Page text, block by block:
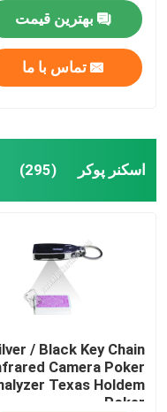
بهترین قیمت
تماس با ما
اسکنر پوکر (295)
/ Black Key Chain
Camera Poker
Texas Holdem
Poker